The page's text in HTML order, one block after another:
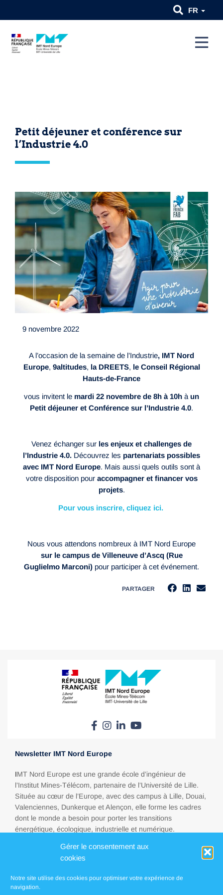
Gérer le consentement aux
cookies
Notre site utilise des cookies pour optimiser votre expérience de
navigation.
FR
Petit déjeuner et conférence sur
l’Industrie 4.0
9 novembre 2022
A l’occasion de la semaine de l’Industrie, IMT Nord
Europe, 9altitudes, la DREETS, le Conseil Régional
Hauts-de-France
vous invitent le mardi 22 novembre de 8h à 10h à un
Petit déjeuner et Conférence sur l’Industrie 4.0.
Venez échanger sur les enjeux et challenges de
l’Industrie 4.0. Découvrez les partenariats possibles
avec IMT Nord Europe. Mais aussi quels outils sont à
votre disposition pour accompagner et financer vos
projets.
Pour vous inscrire, cliquez ici.
Nous vous attendons nombreux à IMT Nord Europe
sur le campus de Villeneuve d’Ascq (Rue
Guglielmo Marconi) pour participer à cet événement.
PARTAGER
Newsletter IMT Nord Europe
IMT Nord Europe est une grande école d’ingénieur de
l’Institut Mines-Télécom, partenaire de l’Université de Lille.
Située au cœur de l’Europe, avec des campus à Lille, Douai,
Valenciennes, Dunkerque et Alençon, elle forme les cadres
dont le monde a besoin pour porter les transitions
énergétique, écologique, industrielle et numérique.
FAQ